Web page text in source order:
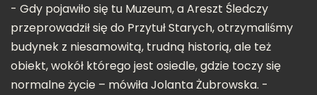
- Gdy pojawiło się tu Muzeum, a Areszt Śledczy
przeprowadził się do Przytuł Starych, otrzymaliśmy
budynek z niesamowitą, trudną historią, ale też
obiekt, wokół którego jest osiedle, gdzie toczy się
normalne życie – mówiła Jolanta Żubrowska. -